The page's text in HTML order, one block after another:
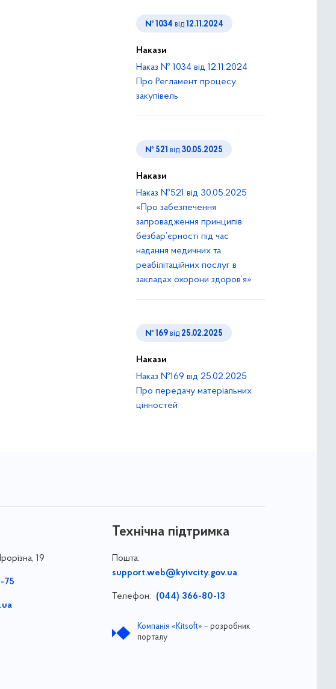
№ 1034 від 12.11.2024
Накази
Наказ № 1034 від 12.11.2024
Про Регламент процесу
закупівель
№ 521 від 30.05.2025
Накази
Наказ №521 від 30.05.2025
«Про забезпечення
запровадження принципів
безбар’єрності під час
надання медичних та
реабілітаційних послуг в
закладах охорони здоров’я»
№ 169 від 25.02.2025
Накази
Наказ №169 від 25.02.2025
Про передачу матеріальних
цінностей
19
75
Технічна підтримка
Пошта:
support.web@kyivcity.gov.ua
Телефон: (044) 366-80-13
Компанія «Kitsoft» – розробник
порталу